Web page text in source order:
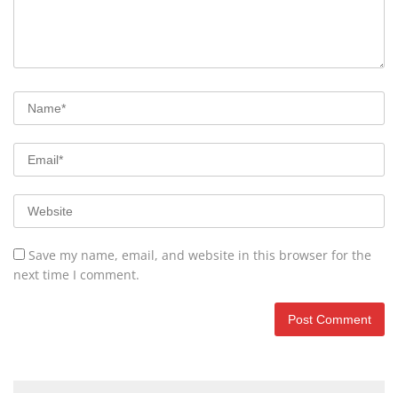
Save my name, email, and website in this browser for the
next time I comment.